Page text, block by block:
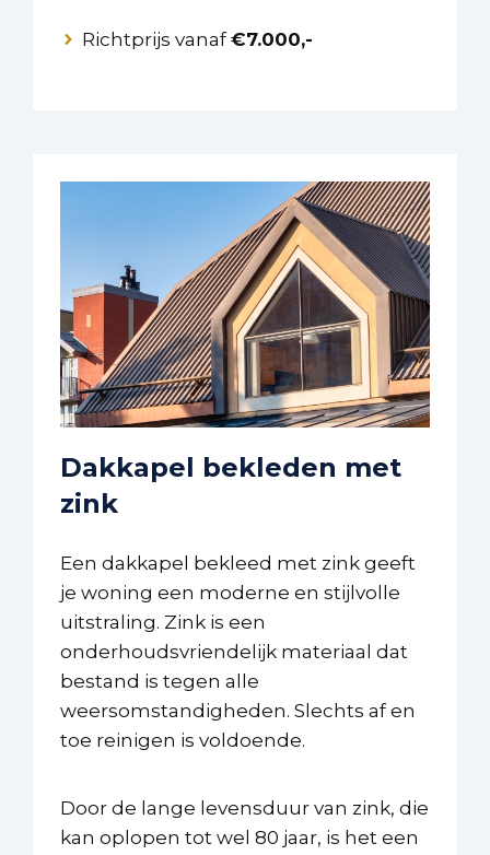
Richtprijs vanaf€7.000,-
Dakkapel bekleden met
zink
Een dakkapel bekleed met zink geeft
je woning een moderne en stijlvolle
uitstraling. Zink is een
onderhoudsvriendelijk materiaal dat
bestand is tegen alle
weersomstandigheden. Slechts af en
toe reinigen is voldoende.
Door de lange levensduur van zink, die
kan oplopen tot wel 80 jaar, is het een